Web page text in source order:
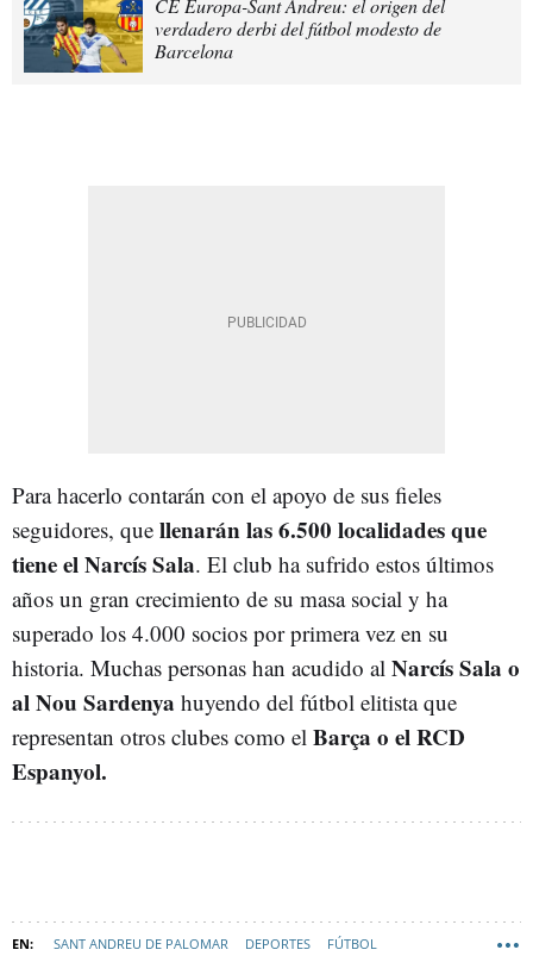
CE Europa-Sant Andreu: el origen del
verdadero derbi del fútbol modesto de
Barcelona
Para hacerlo contarán con el apoyo de sus fieles
seguidores, que llenarán las 6.500 localidades que
tiene el Narcís Sala. El club ha sufrido estos últimos
años un gran crecimiento de su masa social y ha
superado los 4.000 socios por primera vez en su
historia. Muchas personas han acudido al Narcís Sala o
al Nou Sardenya huyendo del fútbol elitista que
representan otros clubes como el Barça o el RCD
Espanyol.
SANT ANDREU DE PALOMAR DEPORTES FÚTBOL